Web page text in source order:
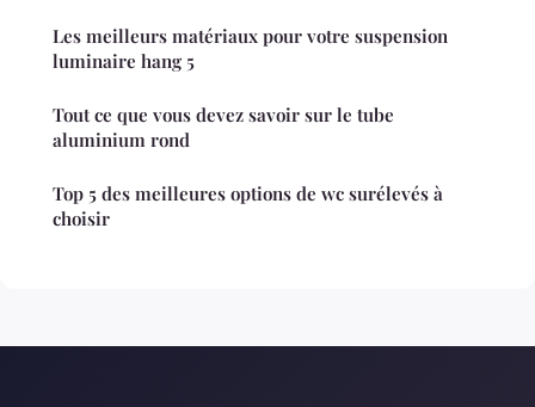
Les meilleurs matériaux pour votre suspension
luminaire hang 5
Tout ce que vous devez savoir sur le tube
aluminium rond
Top 5 des meilleures options de wc surélevés à
choisir